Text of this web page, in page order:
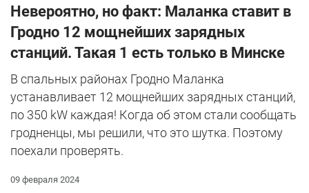
Невероятно, но факт: Маланка ставит в
Гродно 12 мощнейших зарядных
станций. Такая 1 есть только в Минске
В спальных районах Гродно Маланка
устанавливает 12 мощнейших зарядных станций,
по 350 kW каждая! Когда об этом стали сообщать
гродненцы, мы решили, что это шутка. Поэтому
поехали проверять.
09 февраля 2024